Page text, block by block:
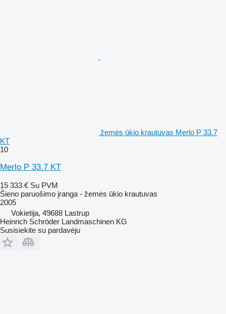
žemės ūkio krautuvas Merlo P 33.7
KT
10
Merlo P 33.7 KT
15 333 € Su PVM
Šieno paruošimo įranga - žemės ūkio krautuvas
2005
Vokietija, 49688 Lastrup
Heinrich Schröder Landmaschinen KG
Susisiekite su pardavėju